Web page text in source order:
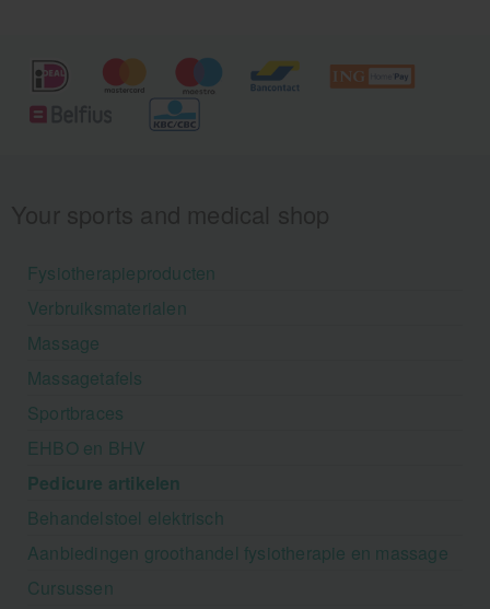
Fysiotherapieproducten
Verbruiksmaterialen
Massage
Massagetafels
Sportbraces
EHBO en BHV
Pedicure artikelen
Behandelstoel elektrisch
Aanbiedingen groothandel fysiotherapie en massage
Cursussen